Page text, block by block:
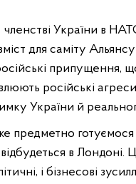
України в
для саміту
припущення,
російські
України й
предметно
в Лондоні.
і бізнесові